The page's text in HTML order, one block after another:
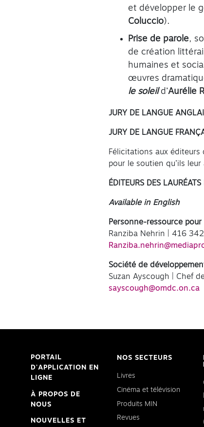
et développer le
Coluccio).
Prise de parole,
de création
humaines et
œuvres
le soleild’Aurélie
JURY DE LANGUE
JURY DE LANGUE
Félicitations aux éditeurs
pour le soutien qu’ils
ÉDITEURS DES
Available in English
Personne-ressource
Ranziba Nehrin | 416
Société de
Suzan Ayscough | Chef
sayscough@omdc.on.ca
PORTAIL
D'APPLICATION EN
LIGNE
À PROPOS DE
NOUS
NOUVELLES ET
NOS SECTEURS
Livres
Cinéma et télévision
Produits MIN
Revues